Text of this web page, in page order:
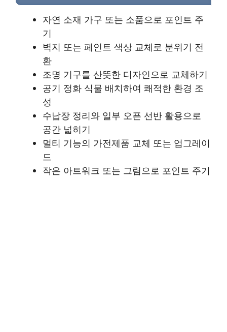
자연 소재 가구 또는 소품으로 포인트 주
기
벽지 또는 페인트 색상 교체로 분위기 전
환
조명 기구를 산뜻한 디자인으로 교체하기
공기 정화 식물 배치하여 쾌적한 환경 조
성
수납장 정리와 일부 오픈 선반 활용으로
공간 넓히기
멀티 기능의 가전제품 교체 또는 업그레이
드
작은 아트워크 또는 그림으로 포인트 주기